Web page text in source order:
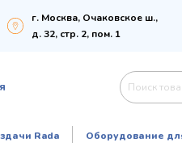
г. Москва, Очаковское ш.,
д. 32, стр. 2, пом. 1
Rada Оборудование